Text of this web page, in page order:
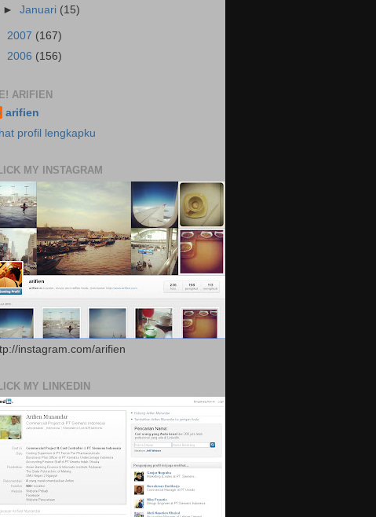
►Januari (15)
2007 (167)
2006 (156)
ARIFIEN
arifien
profil lengkapku
MY INSTAGRAM
instagram.com/arifien
MY LINKEDIN